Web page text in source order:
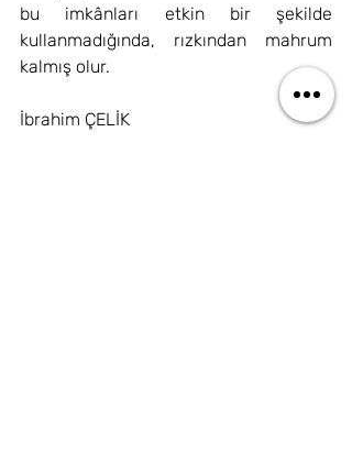
bu imkânları etkin bir şekilde
kullanmadığında, rızkından mahrum
kalmış olur.
İbrahim ÇELİK